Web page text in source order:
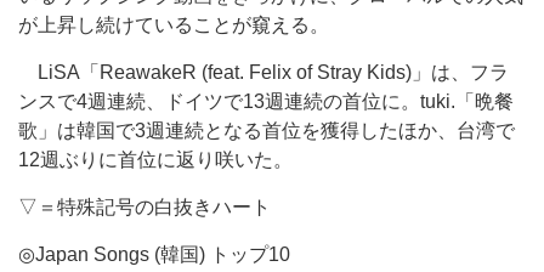
が上昇し続けていることが窺える。
LiSA「ReawakeR (feat. Felix of Stray Kids)」は、フラ
ンスで4週連続、ドイツで13週連続の首位に。tuki.「晩餐
歌」は韓国で3週連続となる首位を獲得したほか、台湾で
12週ぶりに首位に返り咲いた。
▽＝特殊記号の白抜きハート
◎Japan Songs (韓国) トップ10